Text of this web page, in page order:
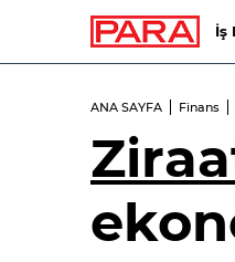
İş
ANA SAYFA Finans